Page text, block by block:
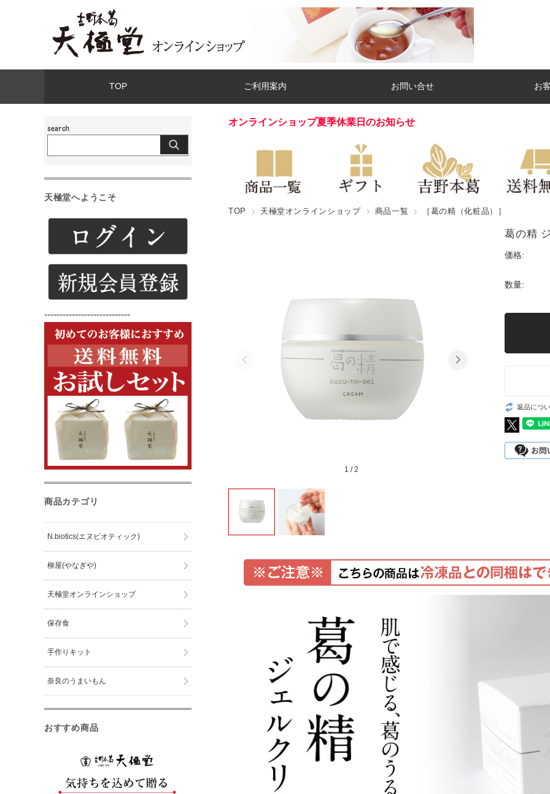
TOP ご利用案内 お問い合せ お
オンラインショップ夏季休業日のお知らせ
TOP 天極堂オンラインショップ 商品一覧 ［葛の精（化粧品）］
1 /2
葛の精
価格:
数量:
返品につ
天極堂へようこそ
----------------------------
商品カテゴリ
N.biotics(エヌビオティック)
柳屋(やなぎや)
天極堂オンラインショップ
保存食
手作りキット
奈良のうまいもん
おすすめ商品